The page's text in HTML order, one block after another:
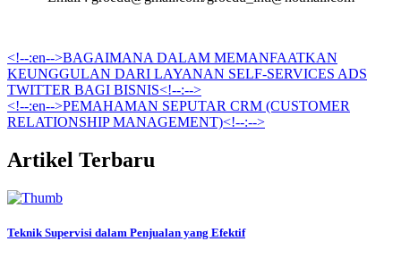
<!--:en-->BAGAIMANA DALAM MEMANFAATKAN
KEUNGGULAN DARI LAYANAN SELF-SERVICES ADS
TWITTER BAGI BISNIS<!--:-->
<!--:en-->PEMAHAMAN SEPUTAR CRM (CUSTOMER
RELATIONSHIP MANAGEMENT)<!--:-->
Artikel Terbaru
Teknik Supervisi dalam Penjualan yang Efektif